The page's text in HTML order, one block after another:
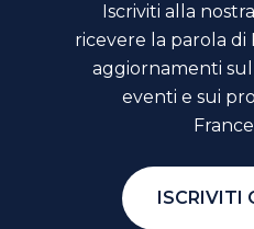
Iscriviti alla
ricevere la parola di
aggiornamenti
eventi e sui
ISCRIVITI